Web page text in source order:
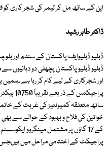
این کے ساتھ مل کر تیمر کی شجر کاری کو
ڈاکٹر طاہر رشید
ڈبلیو ڈبلیوایف پاکستان کے سندھ اور
ڈبلیو ڈبلیو پاکستان پچھلی دو
اور شجرکاری کے لیے کام کر رہا
ساتھ متعلقہ کمیونٹیز کی غربت کے
خواتین کی فلاح و بہبود کے حوالے سے
کے 17 گاؤں پر مشتمل مینگروو